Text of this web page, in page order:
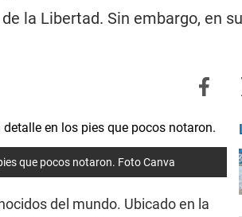
la Libertad. Sin embargo, en
que pocos notaron. Foto Canva
del mundo. Ubicado en la